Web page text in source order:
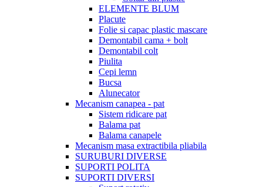
ELEMENTE BLUM
Placute
Folie si capac plastic mascare
Demontabil cama + bolt
Demontabil colt
Piulita
Cepi lemn
Bucsa
Alunecator
Mecanism canapea - pat
Sistem ridicare pat
Balama pat
Balama canapele
Mecanism masa extractibila pliabila
SURUBURI DIVERSE
SUPORTI POLITA
SUPORTI DIVERSI